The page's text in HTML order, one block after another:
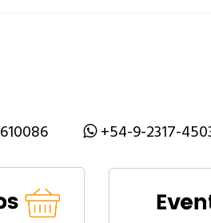
+54-9-2317-